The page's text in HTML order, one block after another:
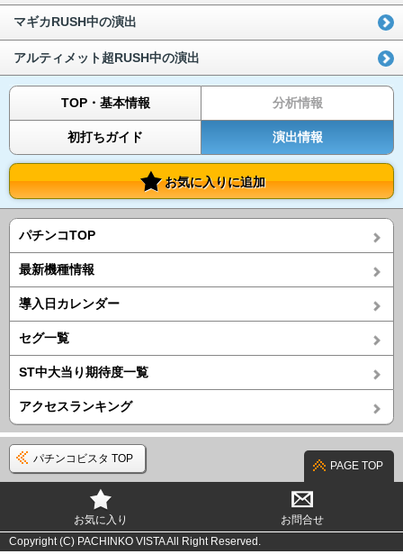
マギカRUSH中の演出
アルティメット超RUSH中の演出
TOP・基本情報 分析情報
初打ちガイド 演出情報
お気に入りに追加
パチンコTOP
最新機種情報
導入日カレンダー
セグ一覧
ST中大当り期待度一覧
アクセスランキング
パチンコビスタ TOP
PAGE TOP
お気に入り
お問合せ
Copyright (C) PACHINKO VISTA All Right Reserved.